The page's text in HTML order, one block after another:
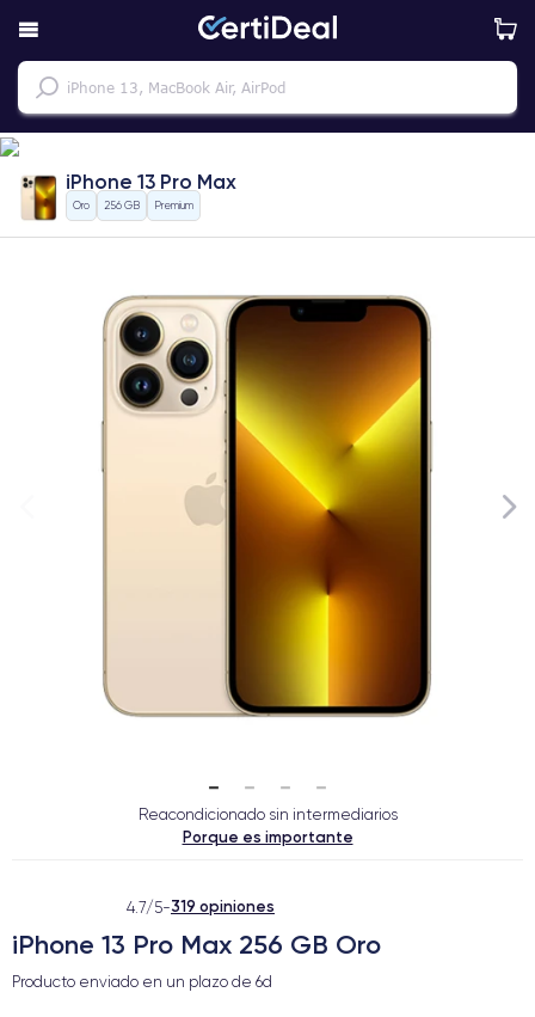
iPhone 13 Pro Max
Oro 256 GB Premium
Reacondicionado sin intermediarios
Porque es importante
4.7/5-319 opiniones
iPhone 13 Pro Max 256 GB Oro
Producto enviado en un plazo de 6d